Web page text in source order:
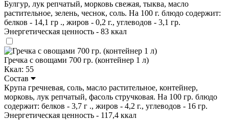
Булгур, лук репчатый, морковь свежая, тыква, масло
растительное, зелень, чеснок, соль. На 100 г. блюдо содержит:
белков - 14,1 гр ., жиров - 0,2 г., углеводов - 3,1 гр.
Энергетическая ценность - 83 ккал
Гречка с овощами 700 гр. (контейнер 1 л)
Ккал: 55
Состав
Крупа гречневая, соль, масло растительное, контейнер,
морковь, лук репчатый, фасоль стручковая. На 100 гр. блюдо
содержит: белков - 3,7 г ., жиров - 4,2 г., углеводов - 16 гр.
Энергетическая ценность - 117,4 ккал